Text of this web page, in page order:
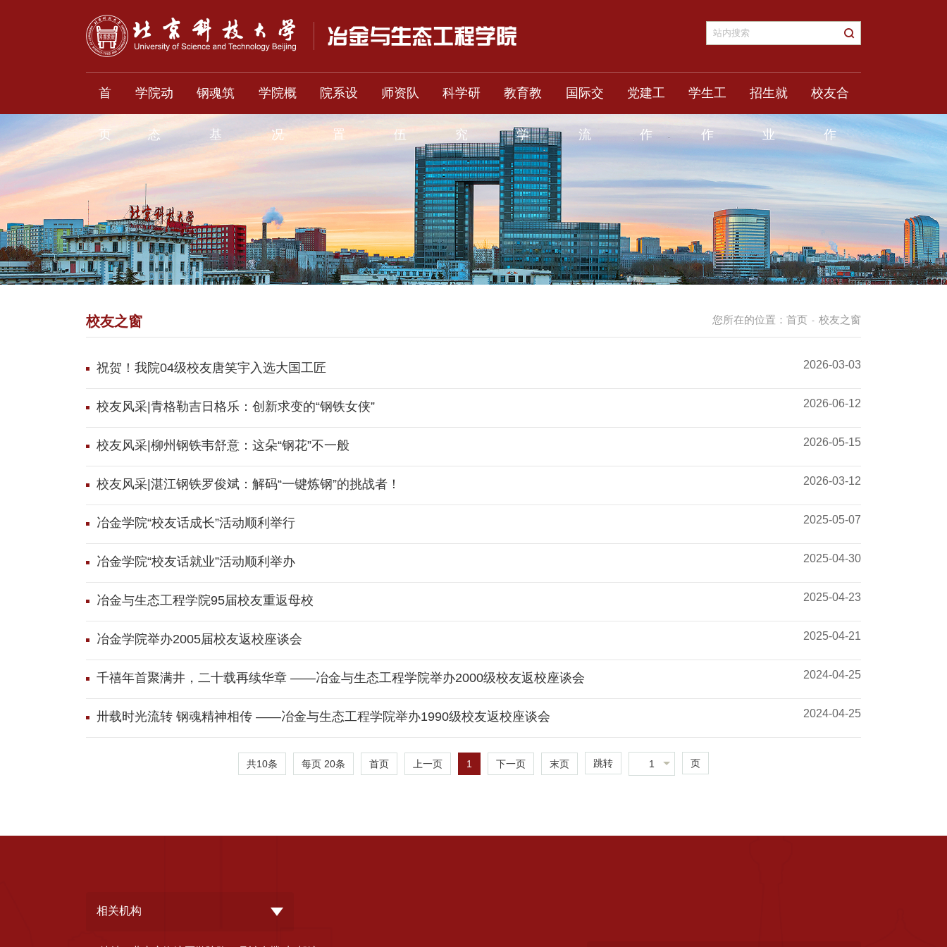
首
页
学院动
态
钢魂筑
基
学院概
况
院系设
置
师资队
伍
科学研
究
教育教
学
国际交
流
党建工
作
学生工
作
招生就
业
校友合
作
您所在的位置： 首页 - 校友之窗
校友之窗
祝贺！我院04级校友唐笑宇入选大国工匠 2026-03-03
校友风采|青格勒吉日格乐：创新求变的“钢铁女侠” 2026-06-12
校友风采|柳州钢铁韦舒意：这朵“钢花”不一般 2026-05-15
校友风采|湛江钢铁罗俊斌：解码“一键炼钢”的挑战者！ 2026-03-12
冶金学院“校友话成长”活动顺利举行 2025-05-07
冶金学院“校友话就业”活动顺利举办 2025-04-30
冶金与生态工程学院95届校友重返母校 2025-04-23
冶金学院举办2005届校友返校座谈会 2025-04-21
千禧年首聚满井，二十载再续华章 ——冶金与生态工程学院举办2000级校友返校座谈会 2024-04-25
卅载时光流转 钢魂精神相传 ——冶金与生态工程学院举办1990级校友返校座谈会 2024-04-25
共10条 每页 20条 首页 上一页 1 下一页 末页 跳转 1 页
相关机构